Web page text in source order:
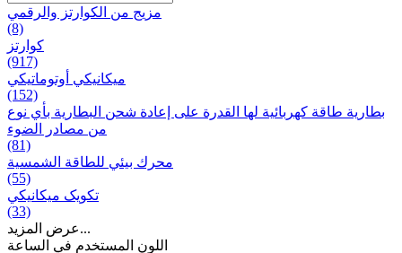
مزيج من الكوارتز والرقمي
(8)
كوارتز
(917)
ميكانيكي أوتوماتيكي
(152)
بطارية طاقة كهربائية لها القدرة على إعادة شحن البطارية بأي نوع
من مصادر الضوء
(81)
محرك بيئي للطاقة الشمسية
(55)
تکویک ميكانيكي
(33)
عرض المزيد...
اللون المستخدم في الساعة